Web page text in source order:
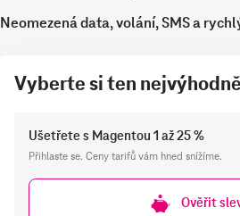
Neomezená data, volání, SMS a
Vyberte si ten
Ušetřete s Magentou 1 až 25 %
Přihlaste se. Ceny tarifů vám hned snížíme.
Ověřit